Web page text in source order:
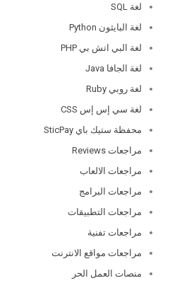
لغة SQL
لغة البايثون Python
لغة البي اتش بي PHP
لغة الجافا Java
لغة روبي Ruby
لغة سي إس إس CSS
محفظة ستيك باي SticPay
مراجعات Reviews
مراجعات الالعاب
مراجعات البرامج
مراجعات التطبيقات
مراجعات تفنية
مراجعات مواقع الانترنت
منصات العمل الحر